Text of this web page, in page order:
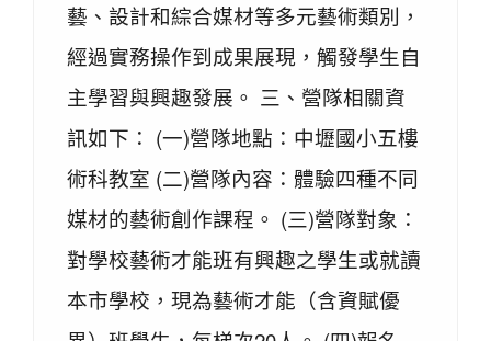
藝、設計和綜合媒材等多元藝術類別，
經過實務操作到成果展現，觸發學生自
主學習與興趣發展。 三、營隊相關資
訊如下： (一)營隊地點：中壢國小五樓
術科教室 (二)營隊內容：體驗四種不同
媒材的藝術創作課程。 (三)營隊對象：
對學校藝術才能班有興趣之學生或就讀
本市學校，現為藝術才能（含資賦優